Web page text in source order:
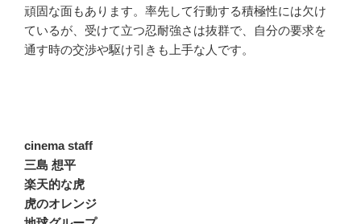
頑固な面もあります。率先して行動する積極性には欠け
ているが、受けて立つ忍耐強さは抜群で、自分の要求を
通す時の交渉や駆け引きも上手な人です。
cinema staff
三島 想平
楽天的な虎
虎のオレンジ